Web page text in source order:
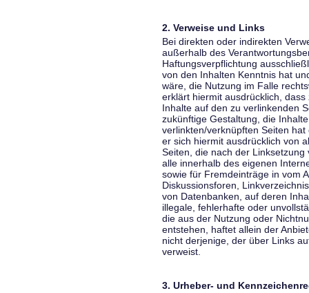
2. Verweise und Links
Bei direkten oder indirekten
außerhalb des
Haftungsverpflichtung
von den Inhalten Kenntnis hat
wäre, die Nutzung im Falle
erklärt hiermit ausdrücklich,
Inhalte auf den zu verlinkenden
zukünftige Gestaltung, die
verlinkten/verknüpften Seiten
er sich hiermit ausdrücklich von
Seiten, die nach der
alle innerhalb des eigenen
sowie für Fremdeinträge in vom
Diskussionsforen,
von Datenbanken, auf deren
illegale, fehlerhafte oder
die aus der Nutzung oder
entstehen, haftet allein der
nicht derjenige, der über Links
verweist.
3. Urheber- und